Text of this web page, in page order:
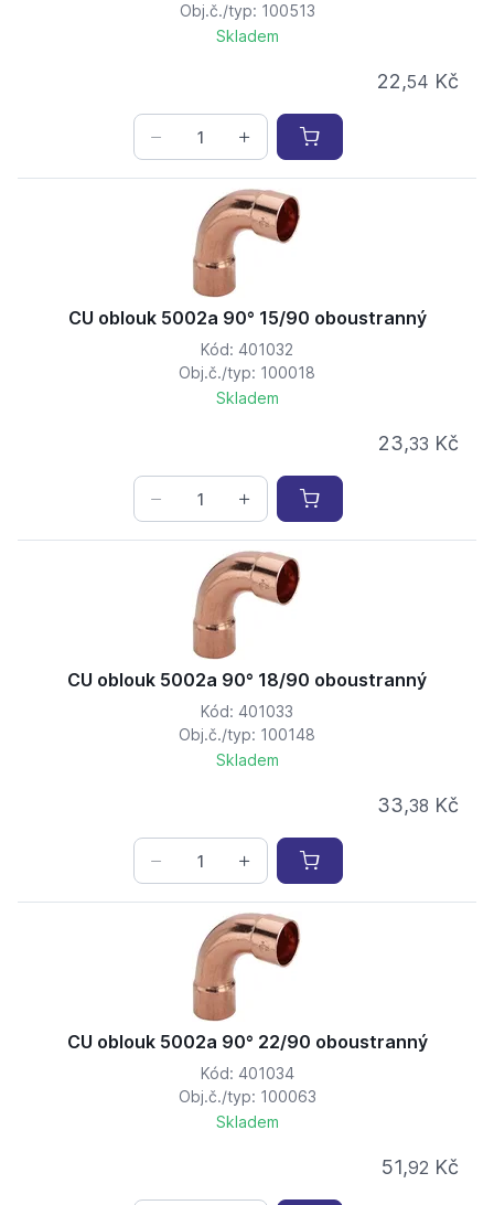
Obj.č./typ: 100513
Skladem
22,54 Kč
CU oblouk 5002a 90° 15/90 oboustranný
Kód: 401032
Obj.č./typ: 100018
Skladem
23,33 Kč
CU oblouk 5002a 90° 18/90 oboustranný
Kód: 401033
Obj.č./typ: 100148
Skladem
33,38 Kč
CU oblouk 5002a 90° 22/90 oboustranný
Kód: 401034
Obj.č./typ: 100063
Skladem
51,92 Kč